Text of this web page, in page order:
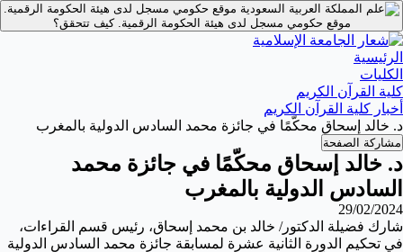
موقع حكومي مسجل لدى هيئة الحكومة الرقمية.
موقع حكومي مسجل لدى هيئة الحكومة الرقمية.كيف تتحقق؟
الرئيسية
الكليات
كلية القرآن الكريم
أخبار كلية القرآن الكريم
د. خالد إسحاق محكّمًا في جائزة محمد السادس الدولية بالمغرب
مشاركة الصفحة
د. خالد إسحاق محكّمًا في جائزة محمد
السادس الدولية بالمغرب
29/02/2024
شارك فضيلة الدكتور/ خالد بن محمد إسحاق، رئيس قسم القراءات،
في تحكيم الدورة الثانية عشرة لمسابقة جائزة محمد السادس الدولية